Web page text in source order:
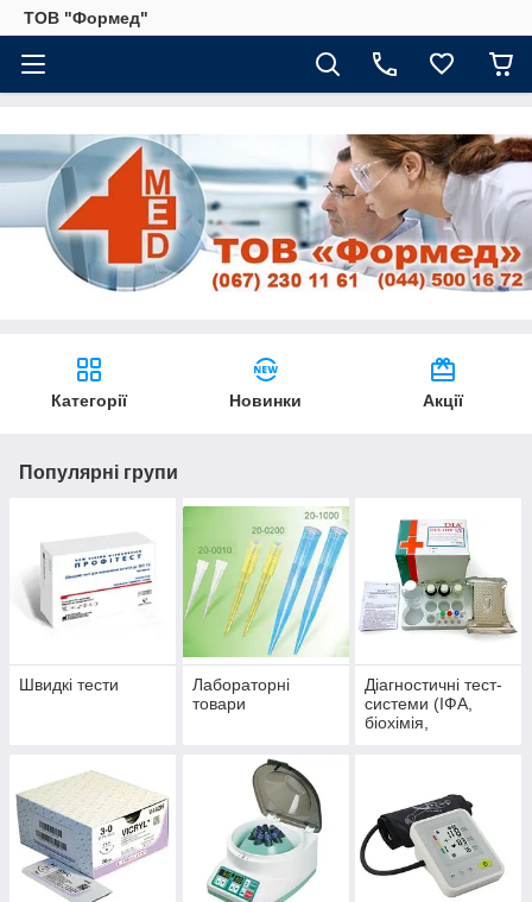
ТОВ "Формед"
Категорії Новинки Акції
Популярні групи
Швидкі тести
Лабораторні
товари
Діагностичні тест-
системи (ІФА,
біохімія,